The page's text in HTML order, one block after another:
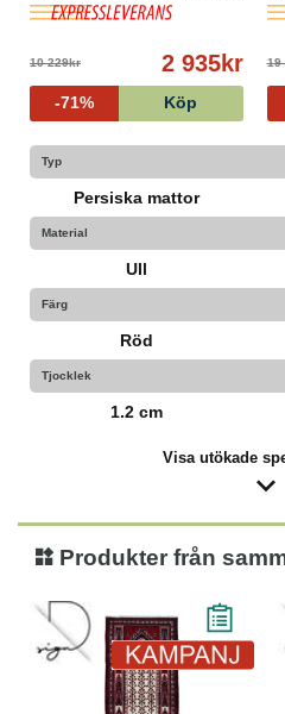
10 229kr 2 935kr
-71% Köp
19
Typ
Persiska mattor
Material
Ull
Färg
Röd
Tjocklek
1.2 cm
Visa utökade
Produkter från